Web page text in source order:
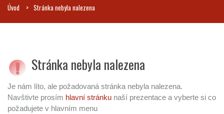
Úvod Stránka nebyla nalezena
Stránka nebyla nalezena
Je nám líto, ale požadovaná stránka nebyla nalezena.
Navštivte prosím hlavní stránku naší prezentace a vyberte si co
požadujete v hlavním menu